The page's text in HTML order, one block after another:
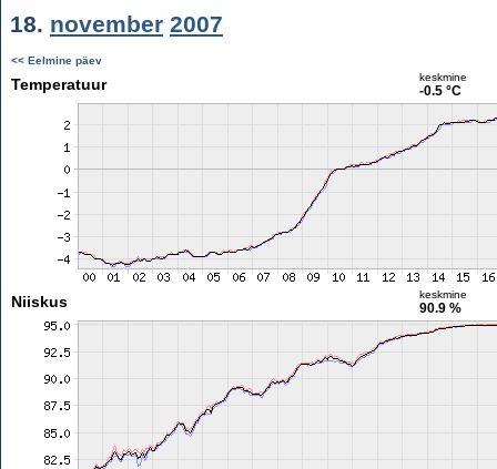
18. november 2007
<< Eelmine päev
Temperatuur keskmine
-0.5 °C
Niiskus keskmine
90.9 %